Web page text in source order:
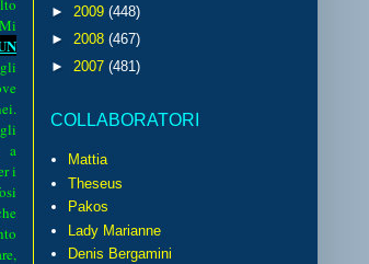
a
i
► 2009 (448)
► 2008 (467)
► 2007 (481)
COLLABORATORI
Mattia
Theseus
Pakos
Lady Marianne
Denis Bergamini